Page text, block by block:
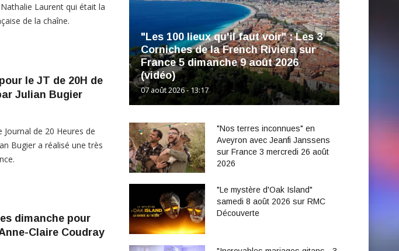
Laurent qui était la
de la chaîne.
le JT de 20H de
Julian Bugier
de 20 Heures de
Bugier a réalisé une très
dimanche pour
Claire Coudray
"Les 100 lieux qu'il faut voir" : Les 3
Corniches de la French Riviera sur
France 5 dimanche 9 août 2026
(vidéo)
07 août 2026 - 13:17
"Nos terres inconnues" en
Aveyron avec Jeanfi Janssens
sur France 3 mercredi 26 août
2026
"Le mystère d'Oak Island"
samedi 8 août 2026 sur RMC
Découverte